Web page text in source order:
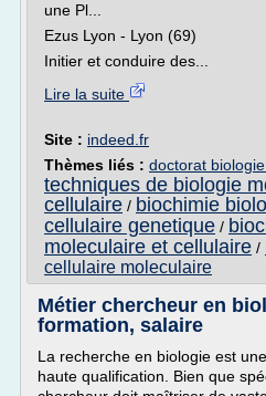
une Pl...
Ezus Lyon - Lyon (69)
Initier et conduire des...
Lire la suite
Site : indeed.fr
Thèmes liés : doctorat
techniques de biologie
cellulaire / biochimie
cellulaire genetique /
moleculaire et cellulaire /
cellulaire moleculaire
Métier chercheur en
formation, salaire
La recherche en biologie est
haute qualification. Bien que